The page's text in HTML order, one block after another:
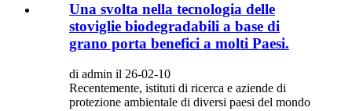
Una svolta nella tecnologia delle
stoviglie biodegradabili a base di
grano porta benefici a molti Paesi.
di admin il 26-02-10
Recentemente, istituti di ricerca e aziende di
protezione ambientale di diversi paesi del mondo